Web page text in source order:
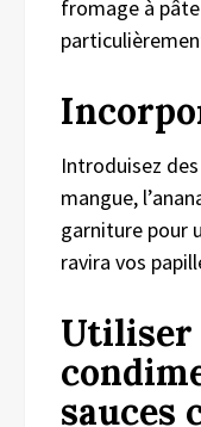
fromage à
Introduisez
mangue,
garniture pour
ravira vos
Utiliser
sauces